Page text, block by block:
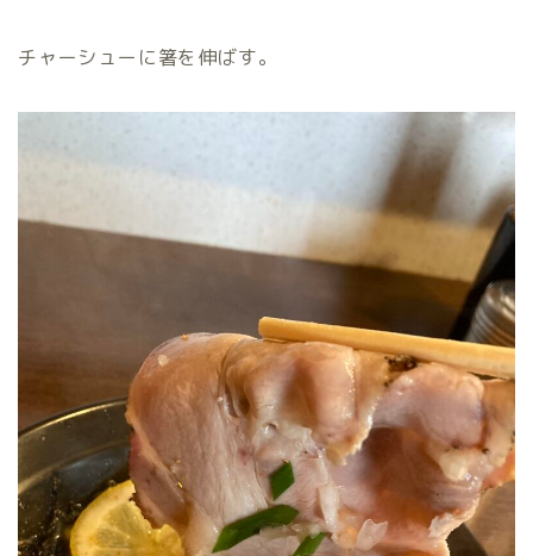
チャーシューに箸を伸ばす。